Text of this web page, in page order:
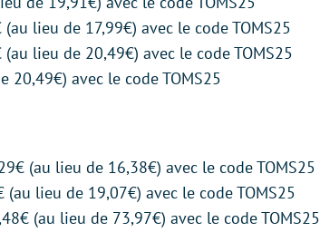
(au lieu de 17,99€) avec le code TOMS25
(au lieu de 20,49€) avec le code TOMS25
20,49€) avec le code TOMS25
(au lieu de 16,38€) avec le code TOMS25
(au lieu de 19,07€) avec le code TOMS25
(au lieu de 73,97€) avec le code TOMS25